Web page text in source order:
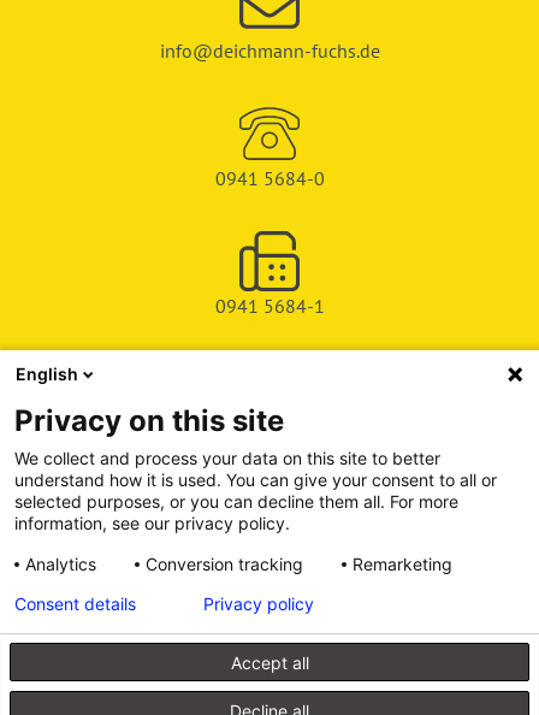
info@deichmann-fuchs.de
0941 5684-0
0941 5684-1
SHOP
SERVICE & SUPPORT
DEICHMAN-FUCHS VERLAG
Alle Preise inkl. gesetzl. Mehrwertsteuer zzgl. Versandkosten, wenn
nicht anders angegeben.
© 2026 Walhalla u. Praetoria Verlag GmbH & Co. KG
English
Privacy on this site
We collect and process your data on this site to better
understand how it is used. You can give your consent to all or
selected purposes, or you can decline them all. For more
information, see our privacy policy.
Analytics
Conversion tracking Remarketing
Accept all
Decline all
Consent details Privacy policy